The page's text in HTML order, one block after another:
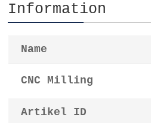
Information
Name
CNC Milling
Artikel ID